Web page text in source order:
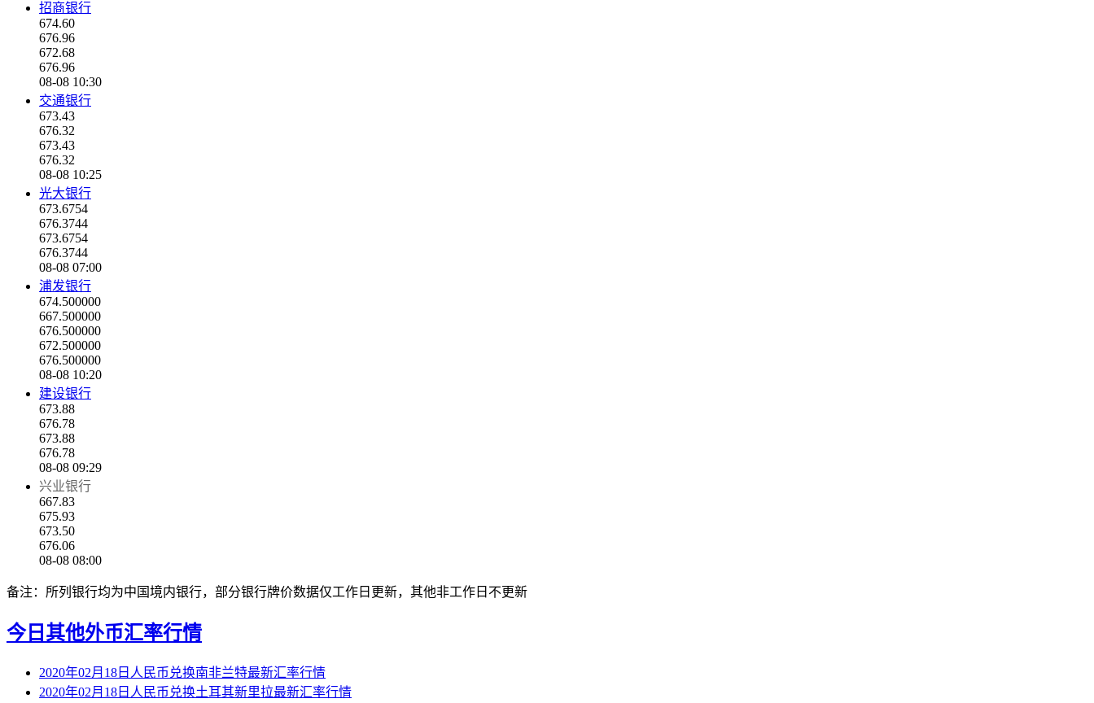
招商银行
674.60
676.96
672.68
676.96
08-08 10:30
交通银行
673.43
676.32
673.43
676.32
08-08 10:25
光大银行
673.6754
676.3744
673.6754
676.3744
08-08 07:00
浦发银行
674.500000
667.500000
676.500000
672.500000
676.500000
08-08 10:20
建设银行
673.88
676.78
673.88
676.78
08-08 09:29
兴业银行
667.83
675.93
673.50
676.06
08-08 08:00
备注：所列银行均为中国境内银行，部分银行牌价数据仅工作日更新，其他非工作日不更新
今日其他外币汇率行情
2020年02月18日人民币兑换南非兰特最新汇率行情
2020年02月18日人民币兑换土耳其新里拉最新汇率行情